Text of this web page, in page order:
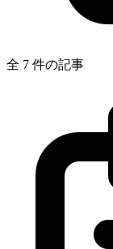
全 7 件の記事